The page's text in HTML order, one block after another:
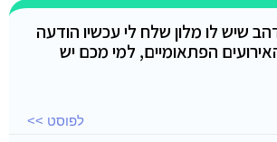
שיש לו מלון שלח לי עכשיו הודעה
הפתאומיים, למי מכם יש
לפוסט >>